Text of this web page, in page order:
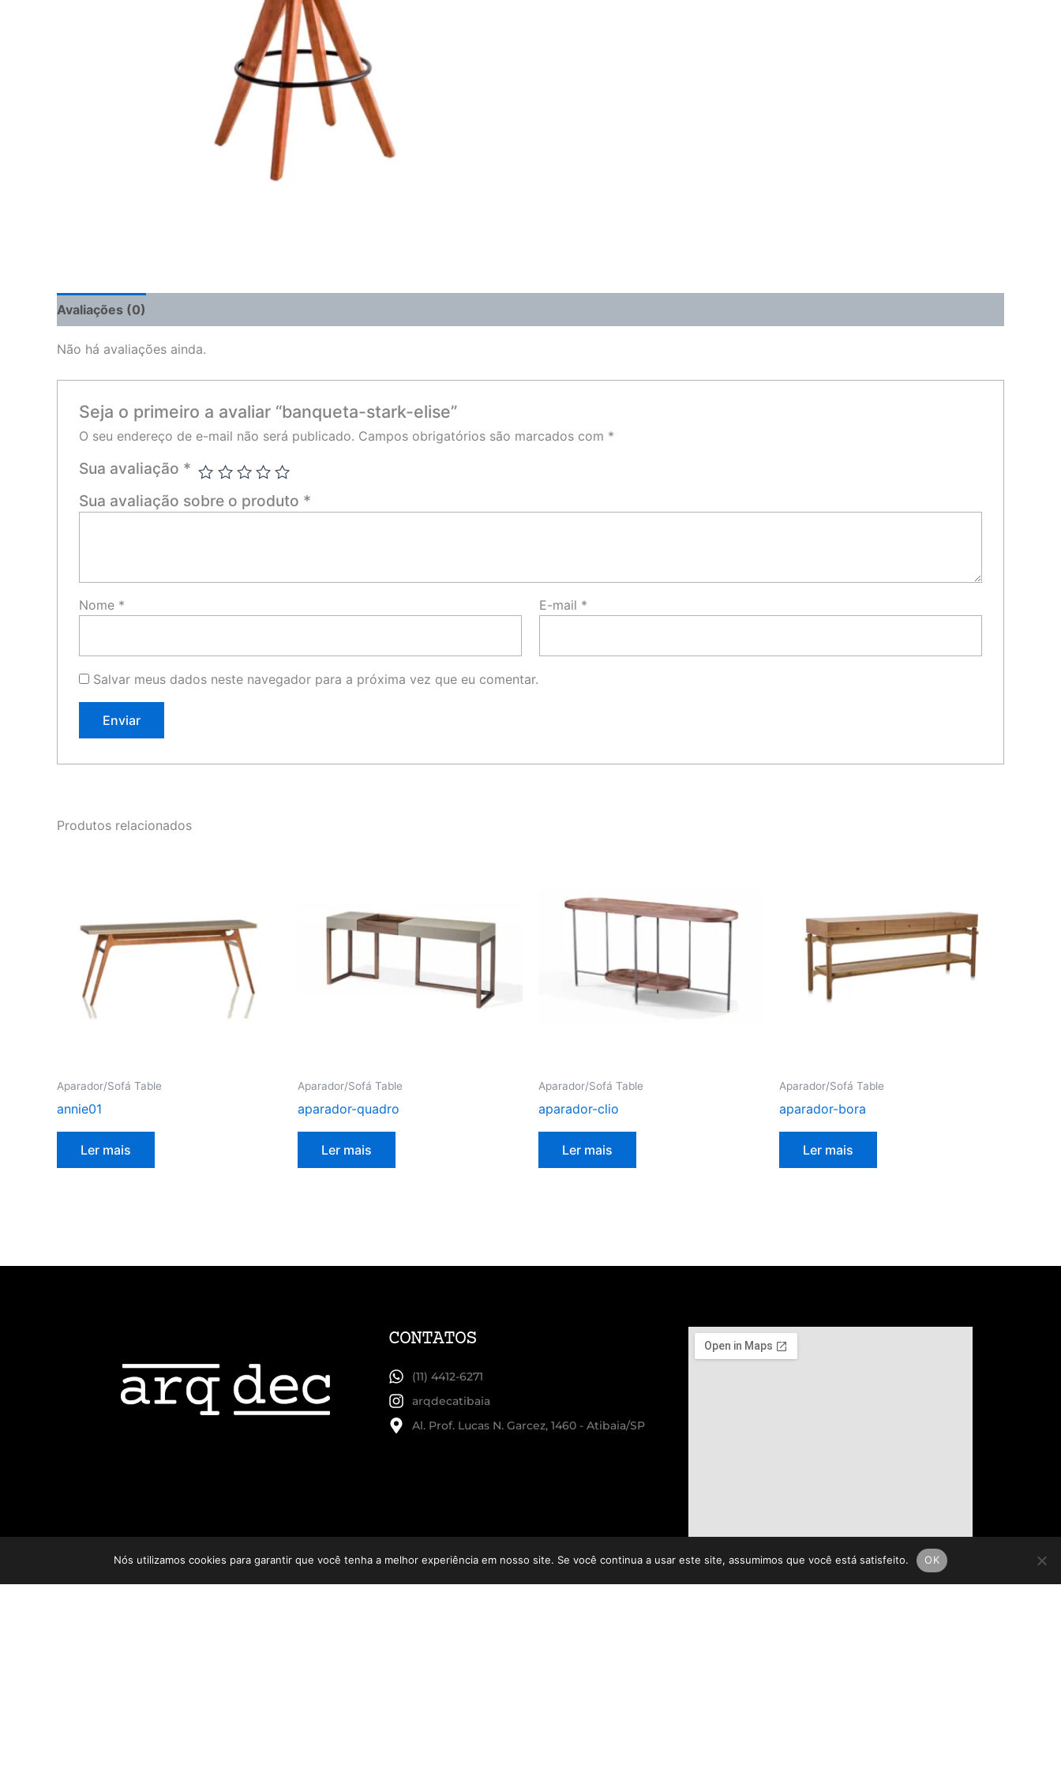
Avaliações (0)
Não há avaliações ainda.
Seja o primeiro a avaliar “banqueta-stark-elise”
O seu endereço de e-mail não será publicado. Campos obrigatórios são marcados com *
Sua avaliação *
Sua avaliação sobre o produto *
Nome * E-mail *
Salvar meus dados neste navegador para a próxima vez que eu comentar.
Produtos relacionados
Aparador/Sofá Table
annie01
Ler mais
Aparador/Sofá Table
aparador-quadro
Ler mais
Aparador/Sofá Table
aparador-clio
Ler mais
Aparador/Sofá Table
aparador-bora
Ler mais
CONTATOS
(11) 4412-6271
arqdecatibaia
Al. Prof. Lucas N. Garcez, 1460 - Atibaia/SP
Nós utilizamos cookies para garantir que você tenha a melhor experiência em nosso site. Se você continua a usar este site, assumimos que você está satisfeito. OK